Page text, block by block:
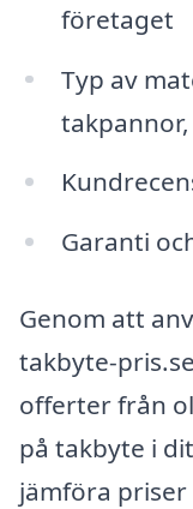
företaget
Typ av
Garanti
Genom att
takbyte-
offerter från
på takbyte i
jämföra